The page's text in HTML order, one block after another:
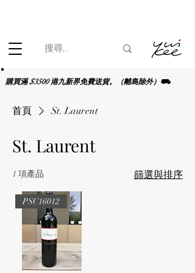
購買滿 $3500 港九新界免費送貨。（離島除外）⛟
首頁 St. Laurent
St. Laurent
1 項產品 篩選與排序
PSC16012